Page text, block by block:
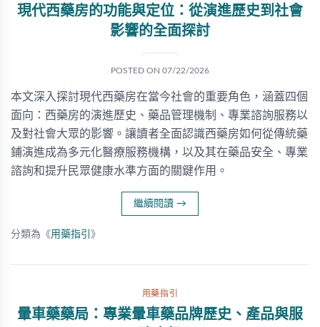
現代西藥房的功能與定位：從演進歷史到社會
影響的全面探討
POSTED ON 07/22/2026
本文深入探討現代西藥房在當今社會的重要角色，涵蓋四個
面向：西藥房的演進歷史、藥品管理機制、專業諮詢服務以
及對社會大眾的影響。讓讀者全面認識西藥房如何從傳統藥
鋪演進成為多元化醫療服務機構，以及其在藥品安全、專業
諮詢和提升民眾健康水準方面的關鍵作用。
繼續閱讀 →
分類為《用藥指引 》
用藥指引
暈車藥藥局：專業暈車藥品牌歷史、產品與服